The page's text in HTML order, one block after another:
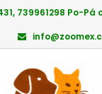
739961298 Po-Pá